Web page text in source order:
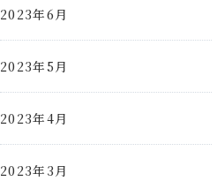
2023年6月
2023年5月
2023年4月
2023年3月